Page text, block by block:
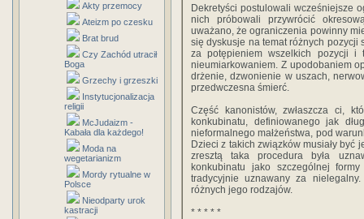
Akty przemocy
Ateizm po czesku
Brat brud
Czy Zachód utracił
Boga
Grzechy i grzeszki
Instytucjonalizacja
religii
McJudaizm -
Kabała dla każdego!
Moda na
wegetarianizm
Mordy rytualne w
Polsce
Nieodparty urok
kastracji
Dekretyści postulowali wcześniejsze
nich próbowali przywrócić
uważano, że ograniczenia powinny
się dyskusje na temat różnych pozycji
za potępieniem wszelkich pozycji i
nieumiarkowaniem. Z upodobaniem
drżenie, dzwonienie w uszach,
przedwczesna śmierć.
Część kanonistów, zwłaszcza ci,
konkubinatu, definiowanego jak
nieformalnego małżeństwa, pod
Dzieci z takich związków musiały
zresztą taka procedura była
konkubinatu jako szczególnej formy
tradycyjnie uznawany za
różnych jego rodzajów.
* * * * *